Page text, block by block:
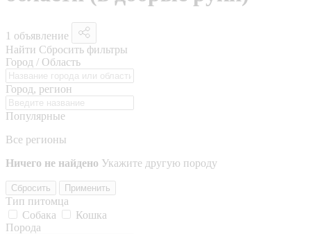
1 объявление
Найти Сбросить фильтры
Город / Область
Город, регион
Популярные
Все регионы
Ничего не найдено Укажите другую породу
Сбросить Применить
Тип питомца
Собака
Кошка
Порода